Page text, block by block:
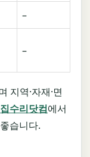
–
–
지역·자재·면
집수리닷컴에서
습니다.